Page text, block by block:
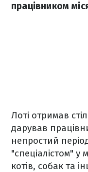
працівником
Лоті отримав
дарував
непростий
"спеціалістом" у
котів, собак та